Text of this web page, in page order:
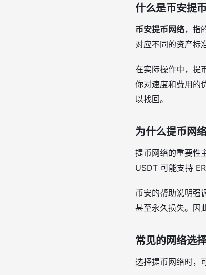
什么是币安提
币安提币网络，指
对应不同的资产标
在实际操作中，提
你对速度和费用的
以找回。
为什么提币网
提币网络的重要性
USDT 可能支持
币安的帮助说明强
甚至永久损失。因
常见的网络选
选择提币网络时，